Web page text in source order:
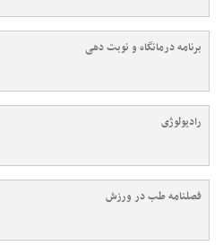
برنامه درمانگاه و نوبت دهی
رادیولوژی
فصلنامه طب در ورزش